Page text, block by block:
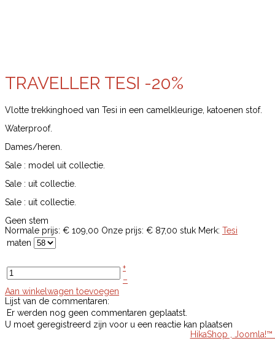
TRAVELLER TESI -20%
Vlotte trekkinghoed van Tesi in een camelkleurige, katoenen stof.
Waterproof.
Dames/heren.
Sale : model uit collectie.
Sale : uit collectie.
Sale : uit collectie.
Geen stem
Normale prijs: € 109,00 Onze prijs: € 87,00 stuk Merk: Tesi
maten
+
–
Aan winkelwagen toevoegen
Lijst van de commentaren:
Er werden nog geen commentaren geplaatst.
U moet geregistreerd zijn voor u een reactie kan plaatsen
HikaShop ,